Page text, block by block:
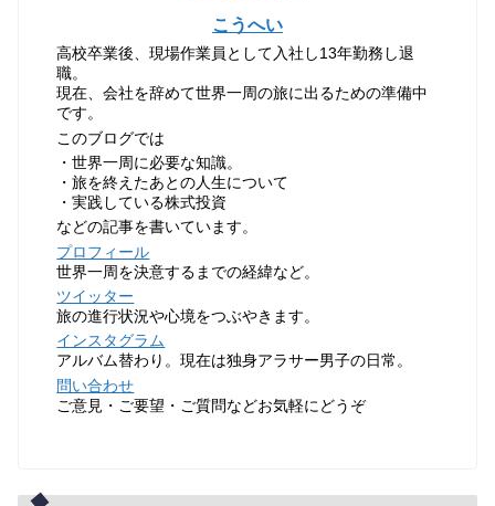
こうへい
高校卒業後、現場作業員として入社し13年勤務し退
職。
現在、会社を辞めて世界一周の旅に出るための準備中
です。
このブログでは
・世界一周に必要な知識。
・旅を終えたあとの人生について
・実践している株式投資
などの記事を書いています。
プロフィール
世界一周を決意するまでの経緯など。
ツイッター
旅の進行状況や心境をつぶやきます。
インスタグラム
アルバム替わり。現在は独身アラサー男子の日常。
問い合わせ
ご意見・ご要望・ご質問などお気軽にどうぞ